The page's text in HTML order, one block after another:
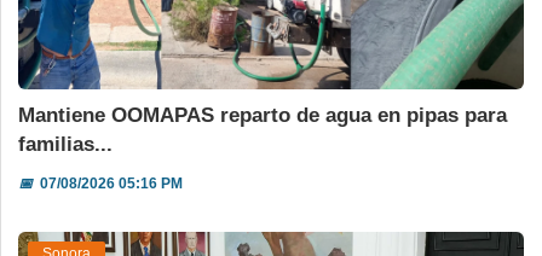
Mantiene OOMAPAS reparto de agua en pipas para
familias...
📅07/08/2026 05:16 PM